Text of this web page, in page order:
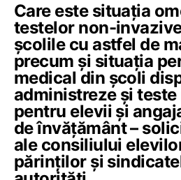
Care este situația
testelor non-
școlile cu astfel de
precum și situația
medical din școli
administreze și
pentru elevii și
de învățământ –
ale consiliului
părinților și